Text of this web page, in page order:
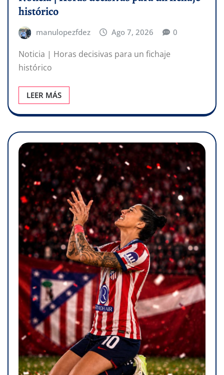
histórico
manulopezfdez Ago 7, 2026 0
Noticia | Horas decisivas para un fichaje
histórico
LEER MÁS